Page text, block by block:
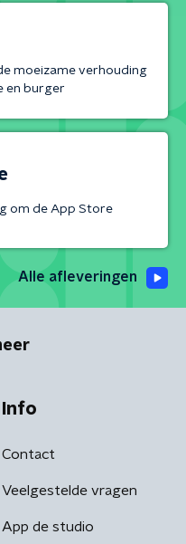
moeizame verhouding
en burger
om de App Store
Alle afleveringen
Info
Contact
Veelgestelde vragen
App de studio